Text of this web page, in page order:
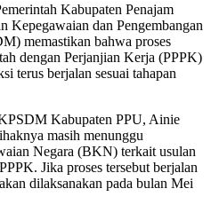
Kabupaten Penajam
Kepegawaian dan Pengembangan
memastikan bahwa proses
dengan Perjanjian Kerja (PPPK)
terus berjalan sesuai tahapan
Kabupaten PPU, Ainie
masih menunggu
Negara (BKN) terkait usulan
Jika proses tersebut berjalan
dilaksanakan pada bulan Mei